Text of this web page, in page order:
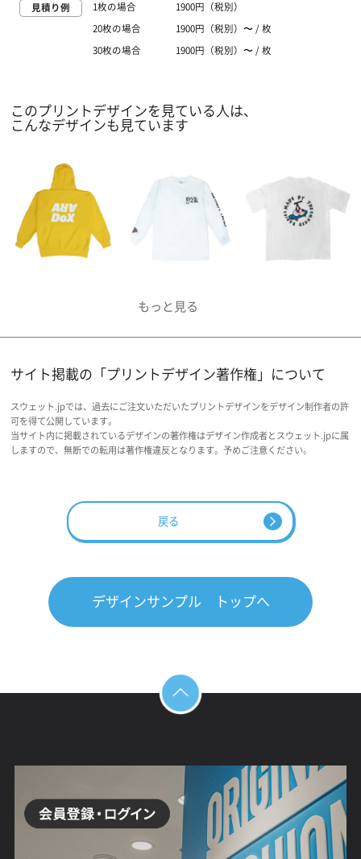
見積り例 1枚の場合 1900円（税別）
20枚の場合 1900円（税別）〜 / 枚
30枚の場合 1900円（税別）〜 / 枚
このプリントデザインを見ている人は、
こんなデザインも見ています
サイト掲載の「プリントデザイン著作権」について
スウェット.jpでは、過去にご注文いただいたプリントデザインをデザイン制作者の許
可を得て公開しています。
当サイト内に掲載されているデザインの著作権はデザイン作成者とスウェット.jpに属
しますので、無断での転用は著作権違反となります。予めご注意ください。
戻る
デザインサンプル トップへ